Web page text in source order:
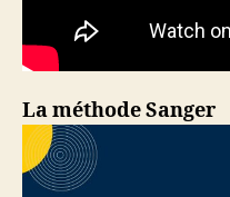
La méthode Sanger